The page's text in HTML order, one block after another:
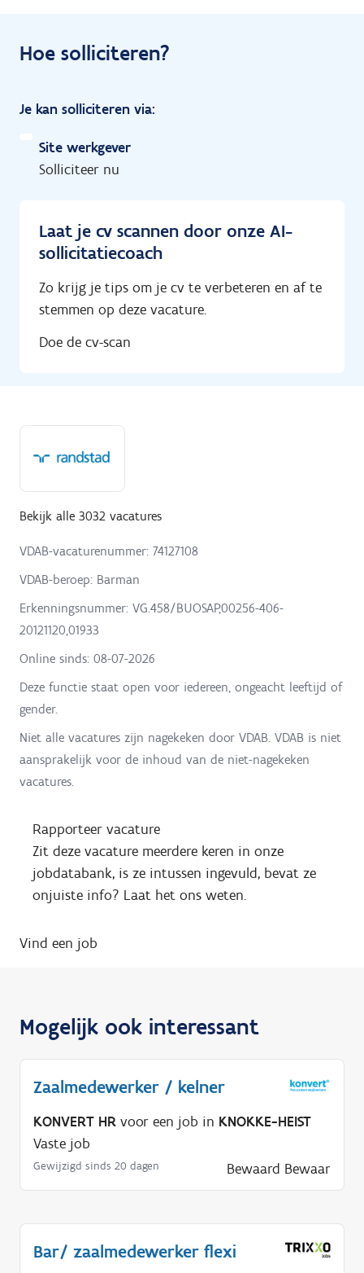
Hoe solliciteren?
Je kan solliciteren via:
Site werkgever
Solliciteer nu
Laat je cv scannen door onze AI-
sollicitatiecoach
Zo krijg je tips om je cv te verbeteren en af te
stemmen op deze vacature.
Doe de cv-scan
Bekijk alle 3032 vacatures
VDAB-vacaturenummer: 74127108
VDAB-beroep: Barman
Erkenningsnummer: VG.458/BUOSAP,00256-406-
20121120,01933
Online sinds: 08-07-2026
Deze functie staat open voor iedereen, ongeacht leeftijd of
gender.
Niet alle vacatures zijn nagekeken door VDAB. VDAB is niet
aansprakelijk voor de inhoud van de niet-nagekeken
vacatures.
Rapporteer vacature
Zit deze vacature meerdere keren in onze
jobdatabank, is ze intussen ingevuld, bevat ze
onjuiste info? Laat het ons weten.
Vind een job
Mogelijk ook interessant
Zaalmedewerker / kelner
KONVERT HR voor een job in KNOKKE-HEIST
Vaste job
Gewijzigd sinds 20 dagen Bewaard Bewaar
Bar/ zaalmedewerker flexi